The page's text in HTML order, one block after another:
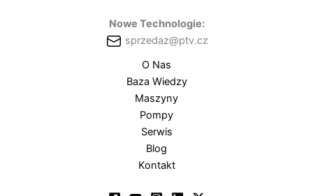
Nowe Technologie:
sprzedaz@ptv.cz
O Nas
Baza Wiedzy
Maszyny
Pompy
Serwis
Blog
Kontakt